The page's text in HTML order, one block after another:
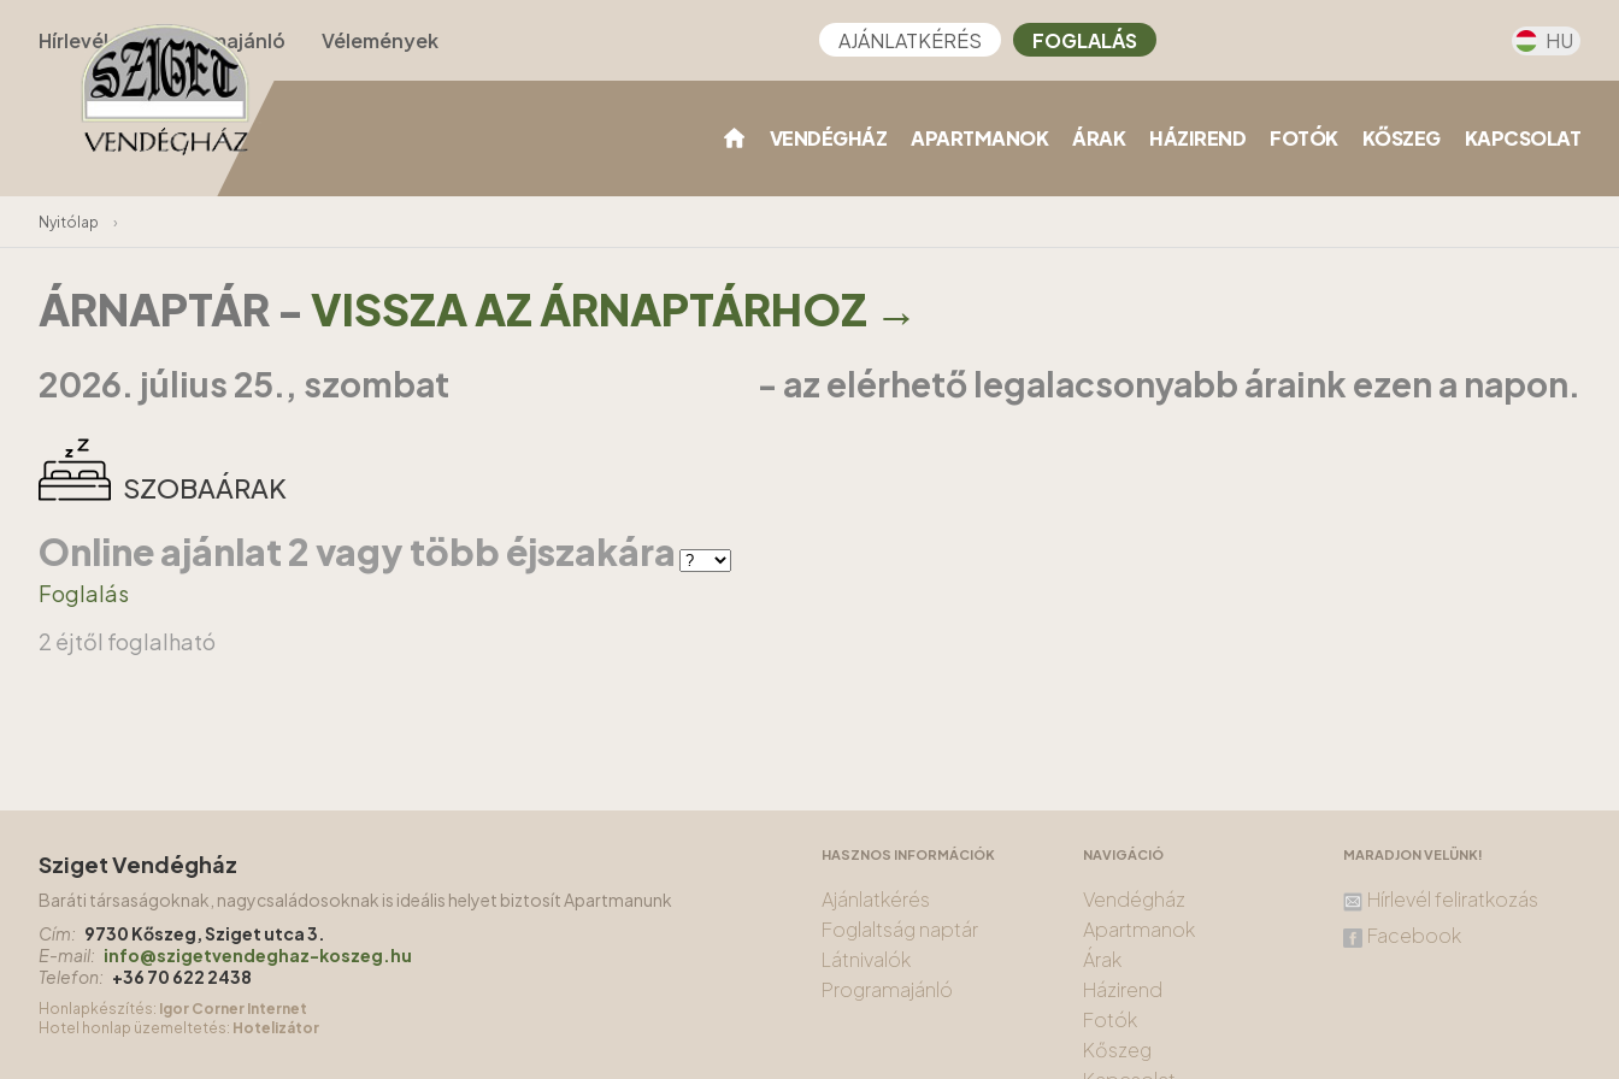
Hírlevél Programajánló Vélemények AJÁNLATKÉRÉS FOGLALÁS HU
VENDÉGHÁZ APARTMANOK ÁRAK HÁZIREND FOTÓK KŐSZEG KAPCSOLAT
Nyitólap ›
ÁRNAPTÁR - VISSZA AZ ÁRNAPTÁRHOZ →
2026. július 25., szombat - az elérhető legalacsonyabb áraink ezen a napon.
SZOBAÁRAK
Online ajánlat 2 vagy több éjszakára
Foglalás
2 éjtől foglalható
Sziget Vendégház
Baráti társaságoknak, nagycsaládosoknak is ideális helyet biztosít Apartmanunk
Cím: 9730 Kőszeg, Sziget utca 3.
E-mail: info@szigetvendeghaz-koszeg.hu
Telefon: +36 70 622 2438
Honlapkészítés: Igor Corner Internet
Hotel honlap üzemeltetés: Hotelizátor
HASZNOS INFORMÁCIÓK
Ajánlatkérés
Foglaltság naptár
Látnivalók
Programajánló
NAVIGÁCIÓ
Vendégház
Apartmanok
Árak
Házirend
Fotók
Kőszeg
MARADJON VELÜNK!
Hírlevél feliratkozás
Facebook